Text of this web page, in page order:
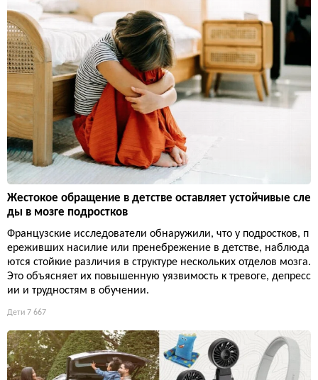
Жестокое обращение в детстве оставляет устойчивые сле
ды в мозге подростков
Французские исследователи обнаружили, что у подростков, п
ереживших насилие или пренебрежение в детстве, наблюда
ются стойкие различия в структуре нескольких отделов мозга.
Это объясняет их повышенную уязвимость к тревоге, депресс
ии и трудностям в обучении.
Дети 7 667